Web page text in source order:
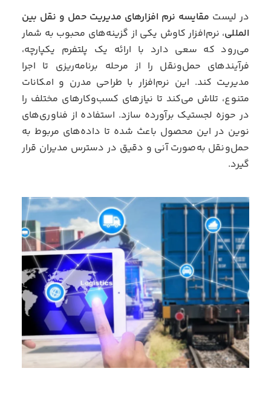
در لیست مقایسه نرم افزارهای مدیریت حمل و نقل بین
المللی، نرم‌افزار کاوش یکی از گزینه‌های محبوب به شمار
می‌رود که سعی دارد با ارائه یک پلتفرم یکپارچه،
فرآیندهای حمل‌ونقل را از مرحله برنامه‌ریزی تا اجرا
مدیریت کند. این نرم‌افزار با طراحی مدرن و امکانات
متنوع، تلاش می‌کند تا نیازهای کسب‌وکارهای مختلف را
در حوزه لجستیک برآورده سازد. استفاده از فناوری‌های
نوین در این محصول باعث شده تا داده‌های مربوط به
حمل‌ونقل به‌صورت آنی و دقیق در دسترس مدیران قرار
گیرد.